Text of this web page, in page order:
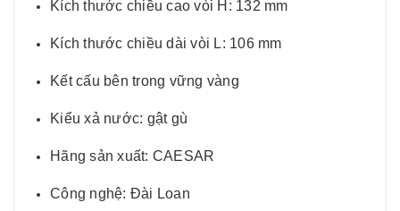
Kích thước chiều cao vòi H: 132 mm
Kích thước chiều dài vòi L: 106 mm
Kết cấu bên trong vững vàng
Kiểu xả nước: gật gù
Hãng sản xuất: CAESAR
Công nghệ: Đài Loan